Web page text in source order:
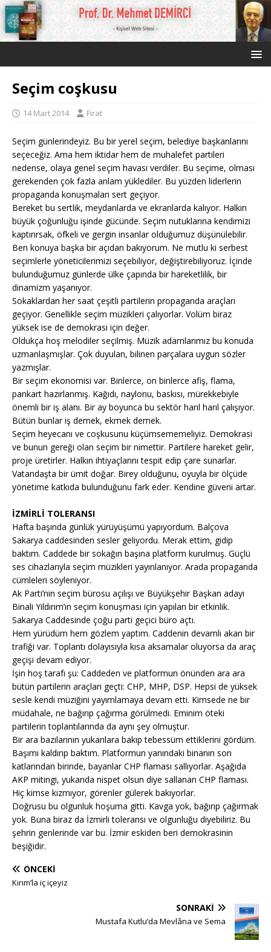
Seçim coşkusu
14 Mart 2014 Fırat
Seçim günlerindeyiz. Bu bir yerel seçim, belediye başkanlarını
seçeceğiz. Ama hem iktidar hem de muhalefet partileri
nedense, olaya genel seçim havası verdiler. Bu seçime, olması
gerekenden çok fazla anlam yüklediler. Bu yüzden liderlerin
propaganda konuşmaları sert geçiyor.
Bereket bu sertlik, meydanlarda ve ekranlarda kalıyor. Halkın
büyük çoğunluğu işinde gücünde. Seçim nutuklarına kendimizi
kaptırırsak, öfkeli ve gergin insanlar olduğumuz düşünülebilir.
Ben konuya başka bir açıdan bakıyorum. Ne mutlu ki serbest
seçimlerle yöneticilerimizi seçebiliyor, değiştirebiliyoruz. İçinde
bulunduğumuz günlerde ülke çapında bir hareketlilik, bir
dinamizm yaşanıyor.
Sokaklardan her saat çeşitli partilerin propaganda araçları
geçiyor. Genellikle seçim müzikleri çalıyorlar. Volüm biraz
yüksek ise de demokrasi için değer.
Oldukça hoş melodiler seçilmiş. Müzik adamlarımız bu konuda
uzmanlaşmışlar. Çok duyulan, bilinen parçalara uygun sözler
yazmışlar.
Bir seçim ekonomisi var. Binlerce, on binlerce afiş, flama,
pankart hazırlanmış. Kağıdı, naylonu, baskısı, mürekkebiyle
önemli bir iş alanı. Bir ay boyunca bu sektör harıl harıl çalışıyor.
Bütün bunlar iş demek, ekmek demek.
Seçim heyecanı ve coşkusunu küçümsememeliyiz. Demokrasi
ve bunun gereği olan seçim bir nimettir. Partilere hareket gelir,
proje üretirler. Halkın ihtiyaçlarını tespit edip çare sunarlar.
Vatandaşta bir ümit doğar. Birey olduğunu, oyuyla bir ölçüde
yönetime katkıda bulunduğunu fark eder. Kendine güveni artar.
İZMİRLİ TOLERANSI
Hafta başında günlük yürüyüşümü yapıyordum. Balçova
Sakarya caddesinden sesler geliyordu. Merak ettim, gidip
baktım. Caddede bir sokağın başına platform kurulmuş. Güçlü
ses cihazlarıyla seçim müzikleri yayınlanıyor. Arada propaganda
cümleleri söyleniyor.
Ak Parti’nin seçim bürosu açılışı ve Büyükşehir Başkan adayı
Binali Yıldırım’ın seçim konuşması için yapılan bir etkinlik.
Sakarya Caddesinde çoğu parti geçici büro açtı.
Hem yürüdüm hem gözlem yaptım. Caddenin devamlı akan bir
trafiği var. Toplantı dolayısıyla kısa aksamalar oluyorsa da araç
geçişi devam ediyor.
İşin hoş tarafı şu: Caddeden ve platformun önünden ara ara
bütün partilerin araçları geçti: CHP, MHP, DSP. Hepsi de yüksek
sesle kendi müziğini yayımlamaya devam etti. Kimsede ne bir
müdahale, ne bağırıp çağırma görülmedi. Eminim öteki
partilerin toplantılarında da aynı şey olmuştur.
Bir ara bazılarının yukarılara bakıp tebessüm ettiklerini gördüm.
Başımı kaldırıp baktım. Platformun yanındaki binanın son
katlarından birinde, bayanlar CHP flaması sallıyorlar. Aşağıda
AKP mitingi, yukarıda nispet olsun diye sallanan CHP flaması.
Hiç kimse kızmıyor, görenler gülerek bakıyorlar.
Doğrusu bu olgunluk hoşuma gitti. Kavga yok, bağırıp çağırmak
yok. Buna biraz da İzmirli toleransı ve olgunluğu diyebiliriz. Bu
şehrin genlerinde var bu. İzmir eskiden beri demokrasinin
beşiğidir.
ÖNCEKI
Kırım’la iç içeyiz
SONRAKI
Mustafa Kutlu’da Mevlâna ve Sema